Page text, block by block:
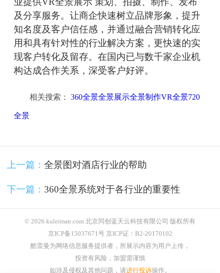
及分享服务。让商企快速树立品牌形象，提升
知名度及客户信任感，并通过融合营销转化应
用和具有针对性的行业解决方案，更快速的实
现客户转化及留存。在国内已与数千家企业机
构达成合作关系，深受客户好评。
相关搜索： 360全景全景展示全景制作VR全景720
全景
上一篇： 全景图对酒店行业的帮助
下一篇： 360全景系统对于各行业的重要性
© 2026 kuleiman.com 北京同创蓝天云科技有限公司 版权所有
京ICP备15037671号 京ICP证：B2-20170102
酷雷曼为网络信息服务提供者，所展示内容为用户上传，
投资有风险，加盟需谨慎
如涉及侵权及其他问题，请进行投诉操作。